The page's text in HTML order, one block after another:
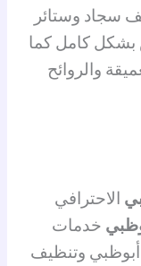
سجاد وستائر
بشكل كامل كما
والروائح
الاحترافي
خدمات
وتنظيف